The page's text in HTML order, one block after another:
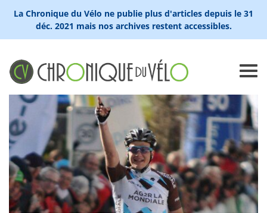
La Chronique du Vélo ne publie plus d'articles depuis le 31
déc. 2021 mais nos archives restent accessibles.